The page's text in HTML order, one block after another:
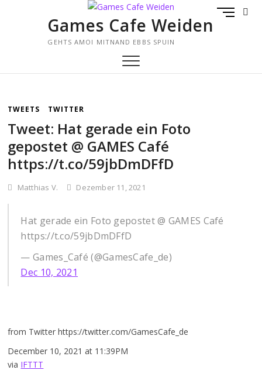
Games Cafe Weiden
GEHTS AMOI MITNAND EBBS SPUIN
M
TWEETS TWITTER
Tweet: Hat gerade ein Foto
gepostet @ GAMES Café
https://t.co/59jbDmDFfD
Matthias V. Dezember 11, 2021
Hat gerade ein Foto gepostet @ GAMES Café
https://t.co/59jbDmDFfD
— Games_Café (@GamesCafe_de)
Dec 10, 2021
from Twitter https://twitter.com/GamesCafe_de
December 10, 2021 at 11:39PM
via IFTTT